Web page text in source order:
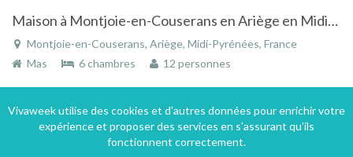
Maison à Montjoie-en-Couserans en Ariège en Midi-Pyrénées avec piscine dans un parc naturel
Montjoie-en-Couserans, Ariège, Midi-Pyrénées, France
Mas
6 chambres 12 personnes
100€/nuit
Vivaweek utilise des cookies et d'autres données pour enrichir votre
expérience et proposer des services en s'assurant qu'ils
fonctionnent correctement.